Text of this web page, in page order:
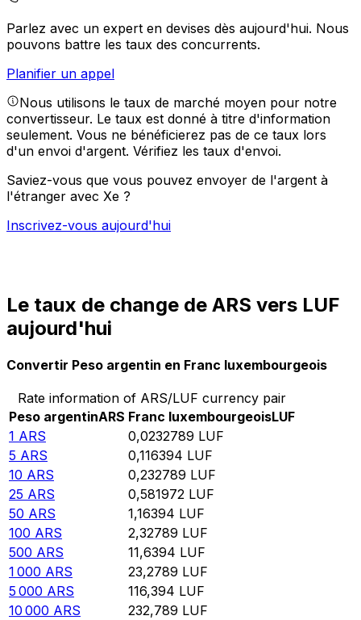
Parlez avec un expert en devises dès aujourd'hui. Nous
pouvons battre les taux des concurrents.
Planifier un appel
Nous utilisons le taux de marché moyen pour notre
convertisseur. Le taux est donné à titre d'information
seulement. Vous ne bénéficierez pas de ce taux lors
d'un envoi d'argent. Vérifiez les taux d'envoi.
Saviez-vous que vous pouvez envoyer de l'argent à
l'étranger avec Xe ?
Inscrivez-vous aujourd'hui
Le taux de change de ARS vers LUF
aujourd'hui
Convertir Peso argentin en Franc luxembourgeois
Rate information of ARS/LUF currency pair
Peso argentinARS Franc luxembourgeoisLUF
1 ARS 0,0232789 LUF
5 ARS 0,116394 LUF
10 ARS 0,232789 LUF
25 ARS 0,581972 LUF
50 ARS 1,16394 LUF
100 ARS 2,32789 LUF
500 ARS 11,6394 LUF
1 000 ARS 23,2789 LUF
5 000 ARS 116,394 LUF
10 000 ARS 232,789 LUF